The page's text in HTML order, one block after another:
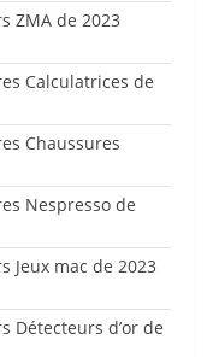
ZMA de 2023
Calculatrices de
Chaussures
Nespresso de
Jeux mac de 2023
Détecteurs d’or de